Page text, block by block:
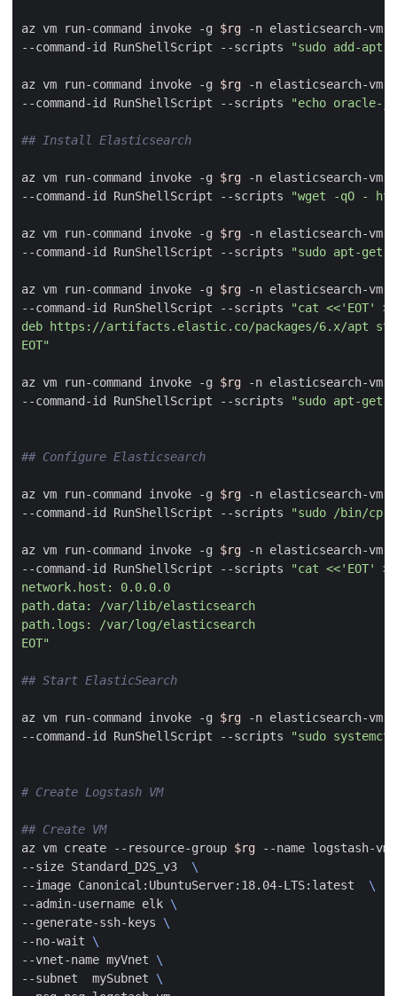
az vm run-command invoke -g $rg -n elasticsearch-vm
--command-id RunShellScript --scripts
"sudo add-apt-
az vm run-command invoke -g $rg -n elasticsearch-vm
--command-id RunShellScript --scripts
"echo oracle-
## Install Elasticsearch
az vm run-command invoke -g $rg -n elasticsearch-vm
--command-id RunShellScript --scripts
"wget -qO -
az vm run-command invoke -g $rg -n elasticsearch-vm
--command-id RunShellScript --scripts
"sudo apt-get
az vm run-command invoke -g $rg -n elasticsearch-vm
--command-id RunShellScript --scripts
EOT"
az vm run-command invoke -g $rg -n elasticsearch-vm
--command-id RunShellScript --scripts
"sudo apt-get
## Configure Elasticsearch
az vm run-command invoke -g $rg -n elasticsearch-vm
--command-id RunShellScript --scripts
"sudo /bin/cp
az vm run-command invoke -g $rg -n elasticsearch-vm
--command-id RunShellScript --scripts
EOT"
## Start ElasticSearch
az vm run-command invoke -g $rg -n elasticsearch-vm
--command-id RunShellScript --scripts
"sudo
# Create Logstash VM
## Create VM
az vm create --resource-group $rg --name logstash-vm
--size Standard_D2S_v3
--image Canonical:UbuntuServer:18.04-LTS:latest
--admin-username elk
--generate-ssh-keys
--no-wait
--vnet-name myVnet
--subnet  mySubnet